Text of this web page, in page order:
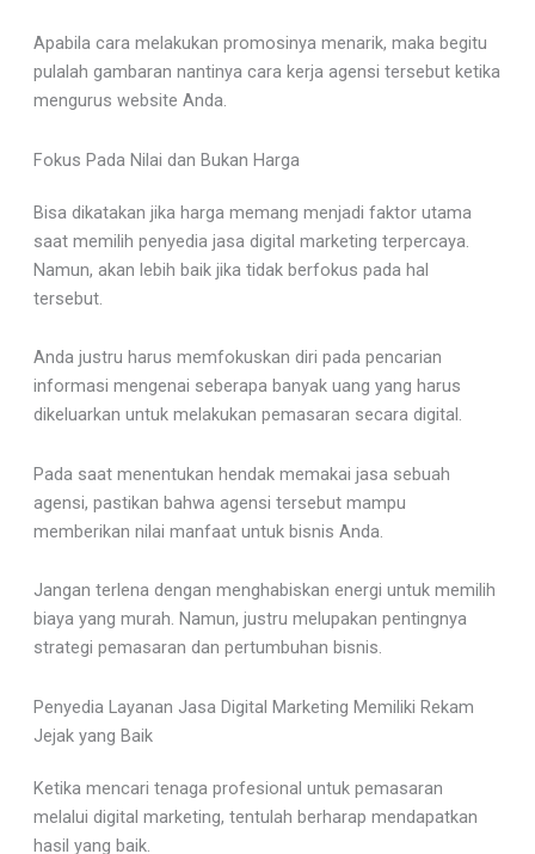
Apabila cara melakukan promosinya menarik, maka begitu
pulalah gambaran nantinya cara kerja agensi tersebut ketika
mengurus website Anda.
Fokus Pada Nilai dan Bukan Harga
Bisa dikatakan jika harga memang menjadi faktor utama
saat memilih penyedia jasa digital marketing terpercaya.
Namun, akan lebih baik jika tidak berfokus pada hal
tersebut.
Anda justru harus memfokuskan diri pada pencarian
informasi mengenai seberapa banyak uang yang harus
dikeluarkan untuk melakukan pemasaran secara digital.
Pada saat menentukan hendak memakai jasa sebuah
agensi, pastikan bahwa agensi tersebut mampu
memberikan nilai manfaat untuk bisnis Anda.
Jangan terlena dengan menghabiskan energi untuk memilih
biaya yang murah. Namun, justru melupakan pentingnya
strategi pemasaran dan pertumbuhan bisnis.
Penyedia Layanan Jasa Digital Marketing Memiliki Rekam
Jejak yang Baik
Ketika mencari tenaga profesional untuk pemasaran
melalui digital marketing, tentulah berharap mendapatkan
hasil yang baik.